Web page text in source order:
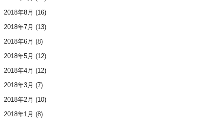
2018年8月 (16)
2018年7月 (13)
2018年6月 (8)
2018年5月 (12)
2018年4月 (12)
2018年3月 (7)
2018年2月 (10)
2018年1月 (8)